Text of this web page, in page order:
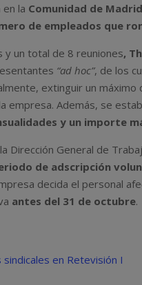
la Comunidad de Madrid
de empleados que
y un total de 8 reuniones,
“ad hoc”, de los
extinguir un máximo
empresa. Además, se
y un importe
Dirección General de
de adscripción
decida el personal
antes del 31 de octubre.